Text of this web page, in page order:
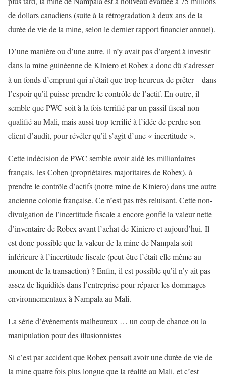
de dollars canadiens (suite à la rétrogradation à deux ans de la
durée de vie de la mine, selon le dernier rapport financier annuel).
D’une manière ou d’une autre, il n’y avait pas d’argent à investir
dans la mine guinéenne de KIniero et Robex a donc dû s’adresser
à un fonds d’emprunt qui n’était que trop heureux de prêter – dans
l’espoir qu’il puisse prendre le contrôle de l’actif. En outre, il
semble que PWC soit à la fois terrifié par un passif fiscal non
qualifié au Mali, mais aussi trop terrifié à l’idée de perdre son
client d’audit, pour révéler qu’il s’agit d’une « incertitude ».
Cette indécision de PWC semble avoir aidé les milliardaires
français, les Cohen (propriétaires majoritaires de Robex), à
prendre le contrôle d’actifs (notre mine de Kiniero) dans une autre
ancienne colonie française. Ce n’est pas très reluisant. Cette non-
divulgation de l’incertitude fiscale a encore gonflé la valeur nette
d’inventaire de Robex avant l’achat de Kiniero et aujourd’hui. Il
est donc possible que la valeur de la mine de Nampala soit
inférieure à l’incertitude fiscale (peut-être l’était-elle même au
moment de la transaction) ? Enfin, il est possible qu’il n’y ait pas
assez de liquidités dans l’entreprise pour réparer les dommages
environnementaux à Nampala au Mali.
La série d’événements malheureux … un coup de chance ou la
manipulation pour des illusionnistes
Si c’est par accident que Robex pensait avoir une durée de vie de
la mine quatre fois plus longue que la réalité au Mali, et c’est